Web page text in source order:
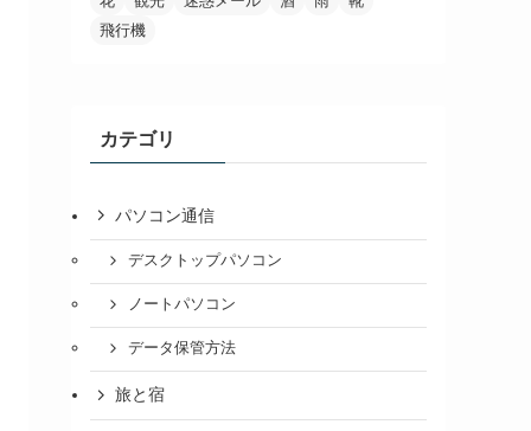
飛行機
カテゴリ
パソコン通信
デスクトップパソコン
ノートパソコン
データ保管方法
旅と宿